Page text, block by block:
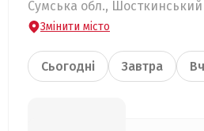
Сумська обл.,
Змінити місто
Сьогодні Завтра